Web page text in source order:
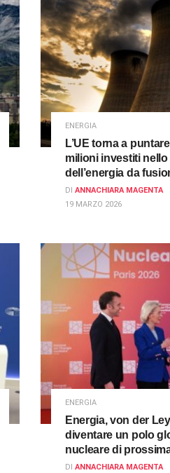
ENERGIA
L’UE torna a
milioni investiti
dell’energia da
DI ANNACHIARA MAGENTA
19 MARZO 2026
ENERGIA
Energia, von der
diventare un polo
nucleare di
DI ANNACHIARA MAGENTA